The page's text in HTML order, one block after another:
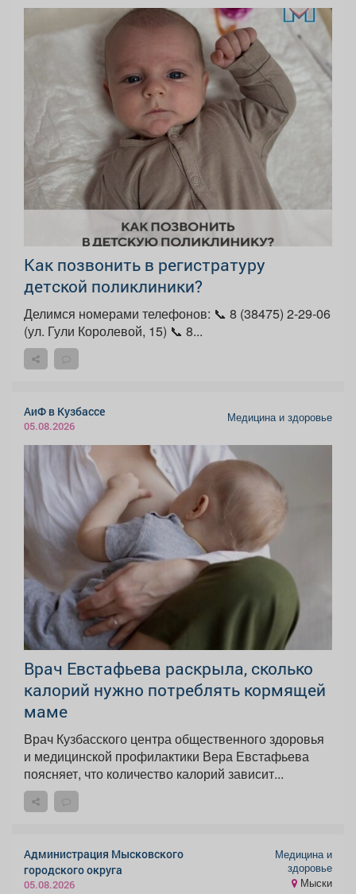
Как позвонить в регистратуру
детской поликлиники?
Делимся номерами телефонов: 📞 8 (38475) 2-29-06
(ул. Гули Королевой, 15) 📞 8...
АиФ в Кузбассе
05.08.2026
Медицина и здоровье
Врач Евстафьева раскрыла, сколько
калорий нужно потреблять кормящей
маме
Врач Кузбасского центра общественного здоровья
и медицинской профилактики Вера Евстафьева
поясняет, что количество калорий зависит...
Администрация Мысковского
городского округа
05.08.2026
Медицина и
здоровье
Мыски